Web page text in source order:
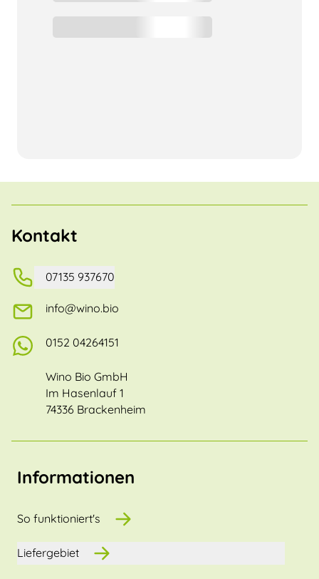
Kontakt
07135 937670
info@wino.bio
0152 04264151
Wino Bio GmbH
Im Hasenlauf 1
74336 Brackenheim
Informationen
So funktioniert's
Liefergebiet